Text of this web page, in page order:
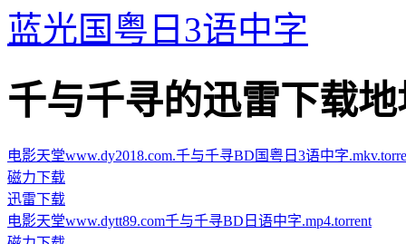
蓝光国粤日3语中字
千与千寻的迅雷下载地
电影天堂www.dy2018.com.千与千寻BD国粤日3语中字
磁力下载
迅雷下载
电影天堂www.dytt89.com千与千寻BD日语中字.mp4.torrent